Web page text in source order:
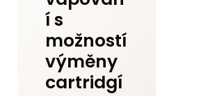
í s
možností
výměny
cartridgí